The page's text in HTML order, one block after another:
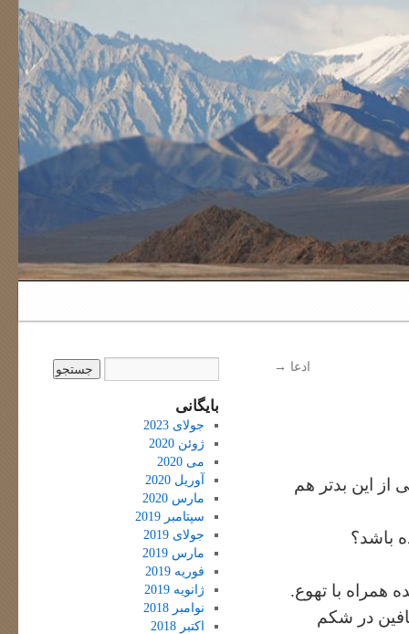
ادعا →
این بدتر هم
باشد؟
همراه با تهوع.
در شکم
بایگانی
جولای 2023
ژوئن 2020
می 2020
آوریل 2020
مارس 2020
سپتامبر 2019
جولای 2019
مارس 2019
فوریه 2019
ژانویه 2019
نوامبر 2018
اکتبر 2018